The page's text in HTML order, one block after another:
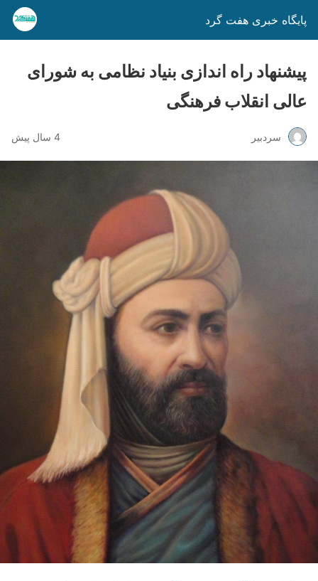
پایگاه خبری هفت گرد
پیشنهاد راه اندازی بنیاد نظامی به شورای
عالی انقلاب فرهنگی
سردبیر 4 سال پیش